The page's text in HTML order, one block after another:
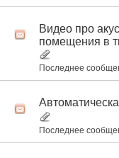
Видео про
помещения в
Последнее
Последнее